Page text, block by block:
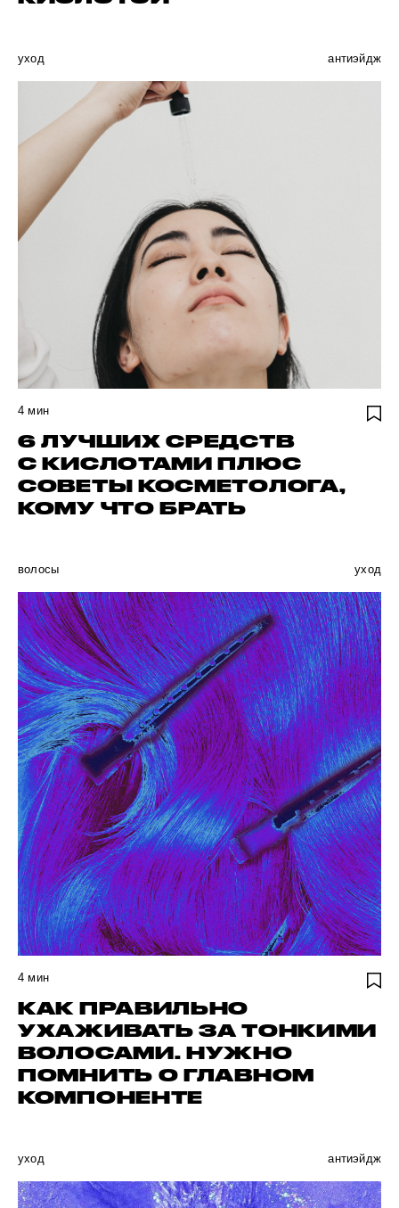
уход антиэйдж
4 мин
6 ЛУЧШИХ СРЕДСТВ
С КИСЛОТАМИ ПЛЮС
СОВЕТЫ КОСМЕТОЛОГА,
КОМУ ЧТО БРАТЬ
волосы уход
4 мин
КАК ПРАВИЛЬНО
УХАЖИВАТЬ ЗА ТОНКИМИ
ВОЛОСАМИ. НУЖНО
ПОМНИТЬ О ГЛАВНОМ
КОМПОНЕНТЕ
уход антиэйдж